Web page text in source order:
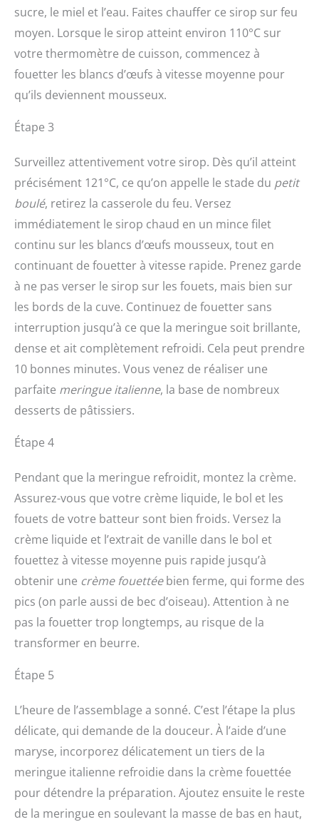
sucre, le miel et l’eau. Faites chauffer ce sirop sur feu
moyen. Lorsque le sirop atteint environ 110°C sur
votre thermomètre de cuisson, commencez à
fouetter les blancs d’œufs à vitesse moyenne pour
qu’ils deviennent mousseux.
Étape 3
Surveillez attentivement votre sirop. Dès qu’il atteint
précisément 121°C, ce qu’on appelle le stade du petit
boulé, retirez la casserole du feu. Versez
immédiatement le sirop chaud en un mince filet
continu sur les blancs d’œufs mousseux, tout en
continuant de fouetter à vitesse rapide. Prenez garde
à ne pas verser le sirop sur les fouets, mais bien sur
les bords de la cuve. Continuez de fouetter sans
interruption jusqu’à ce que la meringue soit brillante,
dense et ait complètement refroidi. Cela peut prendre
10 bonnes minutes. Vous venez de réaliser une
parfaite meringue italienne, la base de nombreux
desserts de pâtissiers.
Étape 4
Pendant que la meringue refroidit, montez la crème.
Assurez-vous que votre crème liquide, le bol et les
fouets de votre batteur sont bien froids. Versez la
crème liquide et l’extrait de vanille dans le bol et
fouettez à vitesse moyenne puis rapide jusqu’à
obtenir une crème fouettéebien ferme, qui forme des
pics (on parle aussi de bec d’oiseau). Attention à ne
pas la fouetter trop longtemps, au risque de la
transformer en beurre.
Étape 5
L’heure de l’assemblage a sonné. C’est l’étape la plus
délicate, qui demande de la douceur. À l’aide d’une
maryse, incorporez délicatement un tiers de la
meringue italienne refroidie dans la crème fouettée
pour détendre la préparation. Ajoutez ensuite le reste
de la meringue en soulevant la masse de bas en haut,